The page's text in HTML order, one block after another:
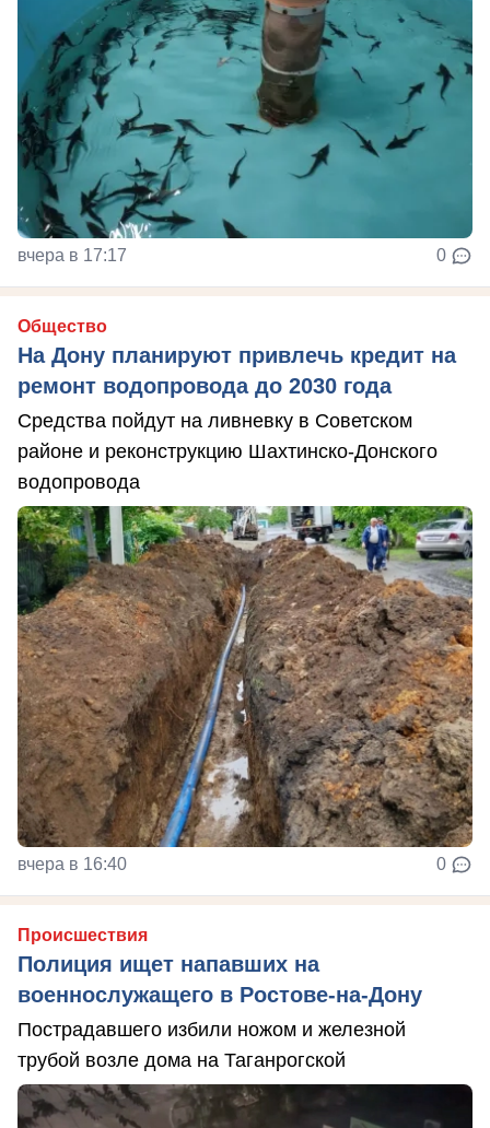
вчера в 17:17 0
Общество
На Дону планируют привлечь кредит на
ремонт водопровода до 2030 года
Средства пойдут на ливневку в Советском
районе и реконструкцию Шахтинско-Донского
водопровода
вчера в 16:40 0
Происшествия
Полиция ищет напавших на
военнослужащего в Ростове-на-Дону
Пострадавшего избили ножом и железной
трубой возле дома на Таганрогской